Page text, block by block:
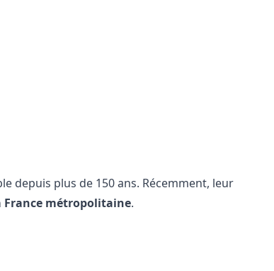
depuis plus de 150 ans. Récemment, leur
France métropolitaine.